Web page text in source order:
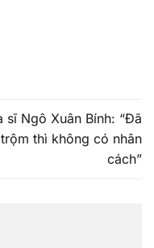
sĩ Ngô Xuân Bính: “Đã
thì không có nhân
cách”